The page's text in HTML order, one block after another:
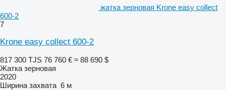
жатка зерновая Krone easy collect
600-2
7
Krone easy collect 600-2
817 300 TJS 76 760 € ≈ 88 690 $
Жатка зерновая
2020
Ширина захвата 6 м